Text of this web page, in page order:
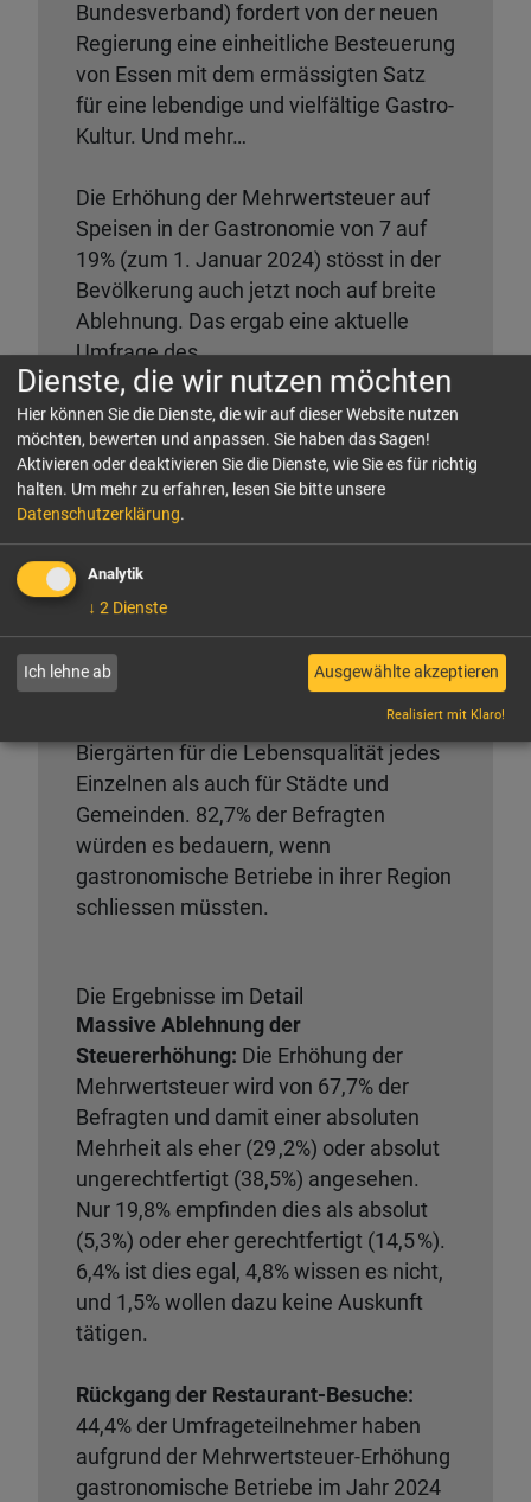
Bundesverband) fordert von der neuen
Regierung eine einheitliche Besteuerung
von Essen mit dem ermässigten Satz
für eine lebendige und vielfältige Gastro-
Kultur. Und mehr…
Die Erhöhung der Mehrwertsteuer auf
Speisen in der Gastronomie von 7 auf
19% (zum 1. Januar 2024) stösst in der
Bevölkerung auch jetzt noch auf breite
Ablehnung. Das ergab eine aktuelle
Umfrage des
Meinungsforschungsinstituts INSA im
Auftrag des Dehoga. Mehr als zwei
Drittel (67,7%) der Befragten bewerten
die Massnahme als ungerechtfertigt.
Besonders betroffen von der Erhöhung
der Mehrwertsteuer sind Menschen mit
geringerem Einkommen, die nun
seltener gastronomische Angebote
nutzen. Die neue INSA-Studie belegt
zudem die grosse Bedeutung von
Biergärten für die Lebensqualität jedes
Einzelnen als auch für Städte und
Gemeinden. 82,7% der Befragten
würden es bedauern, wenn
gastronomische Betriebe in ihrer Region
schliessen müssten.
Die Ergebnisse im Detail
Massive Ablehnung der
Steuererhöhung: Die Erhöhung der
Mehrwertsteuer wird von 67,7% der
Befragten und damit einer absoluten
Mehrheit als eher (29 ,2%) oder absolut
ungerechtfertigt (38,5%) angesehen.
Nur 19,8% empfinden dies als absolut
(5,3%) oder eher gerechtfertigt (14,5 %).
6,4% ist dies egal, 4,8% wissen es nicht,
und 1,5% wollen dazu keine Auskunft
tätigen.
Rückgang der Restaurant-Besuche:
44,4% der Umfrageteilnehmer haben
aufgrund der Mehrwertsteuer-Erhöhung
gastronomische Betriebe im Jahr 2024
Dienste, die wir nutzen möchten
Hier können Sie die Dienste, die wir auf dieser Website nutzen
möchten, bewerten und anpassen. Sie haben das Sagen!
Aktivieren oder deaktivieren Sie die Dienste, wie Sie es für richtig
halten. Um mehr zu erfahren, lesen Sie bitte unsere
Datenschutzerklärung.
Analytik
↓ 2 Dienste
Ich lehne ab Ausgewählte akzeptieren
Realisiert mit Klaro!